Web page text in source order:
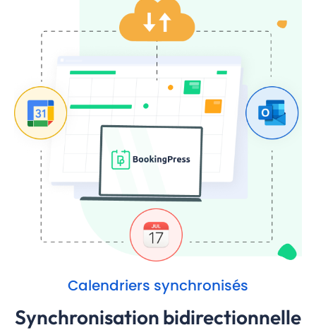
Calendriers synchronisés
Synchronisation bidirectionnelle